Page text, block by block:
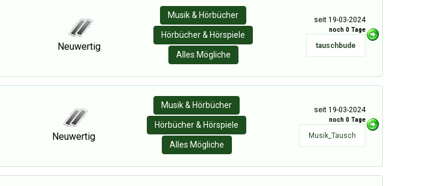
Neuwertig
Musik & Hörbücher
Hörbücher & Hörspiele
Alles Mögliche
seit 19-03-2024
noch 0 Tage
tauschbude
Neuwertig
Musik & Hörbücher
Hörbücher & Hörspiele
Alles Mögliche
seit 19-03-2024
noch 0 Tage
Musik_Tausch